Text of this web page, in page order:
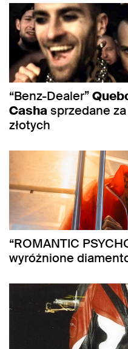
“Benz-Dealer”
Cashasprzedane
złotych
“ROMANTIC
wyróżnione